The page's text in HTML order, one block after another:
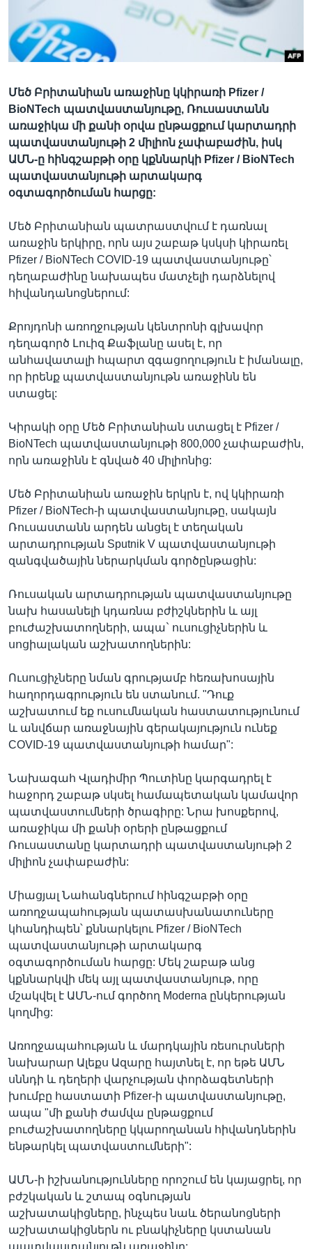
Լեզուներ
Մեծ Բրիտանիան առաջինը կկիրառի Pfizer /
BioNTech պատվաստանյութը, Ռուսաստանն
առաջիկա մի քանի օրվա ընթացքում կարտադրի
պատվաստանյութի 2 միլիոն չափաբաժին, իսկ
ԱՄՆ-ը հինգշաբթի օրը կքննարկի Pfizer / BioNTech
պատվաստանյութի արտակարգ
օգտագործուման հարցը:
Մեծ Բրիտանիան պատրաստվում է դառնալ
առաջին երկիրը, որն այս շաբաթ կսկսի կիրառել
Pfizer / BioNTech COVID-19 պատվաստանյութը՝
դեղաբաժինը նախապես մատչելի դարձնելով
հիվանդանոցներում:
Քրոյդոնի առողջության կենտրոնի գլխավոր
դեղագործ Լուիզ Քաֆլանը ասել է, որ
անհավատալի հպարտ զգացողություն է իմանալը,
որ իրենք պատվաստանյութն առաջինն են
ստացել:
Կիրակի օրը Մեծ Բրիտանիան ստացել է Pfizer /
BioNTech պատվաստանյութի 800,000 չափաբաժին,
որն առաջինն է գնված 40 միլիոնից:
Մեծ Բրիտանիան առաջին երկրն է, ով կկիրառի
Pfizer / BioNTech-ի պատվաստանյութը, սակայն
Ռուսաստանն արդեն անցել է տեղական
արտադրության Sputnik V պատվաստանյութի
զանգվածային ներարկման գործընթացին:
Ռուսական արտադրության պատվաստանյութը
նախ հասանելի կդառնա բժիշկներին և այլ
բուժաշխատողների, ապա` ուսուցիչներին և
սոցիալական աշխատողներին:
Ուսուցիչները նման գրությամբ հեռախոսային
հաղորդագրություն են ստանում. "Դուք
աշխատում եք ուսումնական հաստատությունում
և անվճար առաջնային գերակայություն ունեք
COVID-19 պատվաստանյութի համար":
Նախագահ Վլադիմիր Պուտինը կարգադրել է
հաջորդ շաբաթ սկսել համապետական կամավոր
պատվաստումների ծրագիրը: Նրա խոսքերով,
առաջիկա մի քանի օրերի ընթացքում
Ռուսաստանը կարտադրի պատվաստանյութի 2
միլիոն չափաբաժին:
Միացյալ Նահանգներում հինգշաբթի օրը
առողջապահության պատասխանատուները
կհանդիպեն՝ քննարկելու Pfizer / BioNTech
պատվաստանյութի արտակարգ
օգտագործուման հարցը: Մեկ շաբաթ անց
կքննարկվի մեկ այլ պատվաստանյութ, որը
մշակվել է ԱՄՆ-ում գործող Moderna ընկերության
կողմից:
Առողջապահության և մարդկային ռեսուրսների
նախարար Ալեքս Ազարը հայտնել է, որ եթե ԱՄՆ
սննդի և դեղերի վարչության փորձագետների
խումբը հաստատի Pfizer-ի պատվաստանյութը,
ապա "մի քանի ժամվա ընթացքում
բուժաշխատողները կկարողանան հիվանդներին
ենթարկել պատվաստումների":
ԱՄՆ-ի իշխանությունները որոշում են կայացրել, որ
բժշկական և շտապ օգնության
աշխատակիցները, ինչպես նաև ծերանոցների
աշխատակիցներն ու բնակիչները կստանան
պատվաստանյութն առաջինը: